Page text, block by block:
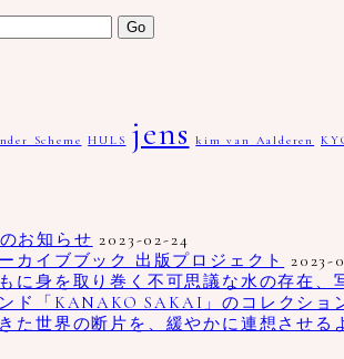
Scheme HULS jens kim van Aalderen
お知らせ 2023-02-24
カイブブック 出版プロジェクト
2023-
に身を取り巻く不可思議な水の存在、
ド「KANAKO SAKAI」のコレクショ
た世界の断片を、緩やかに連想させ